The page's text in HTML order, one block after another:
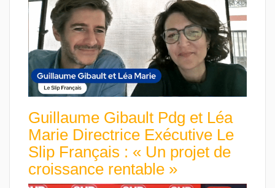
Guillaume Gibault Pdg et Léa
Marie Directrice Exécutive Le
Slip Français : « Un projet de
croissance rentable »